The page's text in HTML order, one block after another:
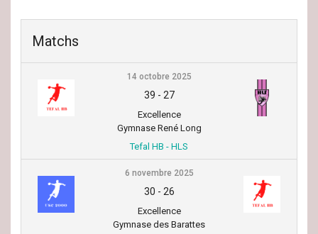
Matchs
14 octobre 2025
39 - 27
Excellence
Gymnase René Long
Tefal HB - HLS
6 novembre 2025
30 - 26
Excellence
Gymnase des Barattes